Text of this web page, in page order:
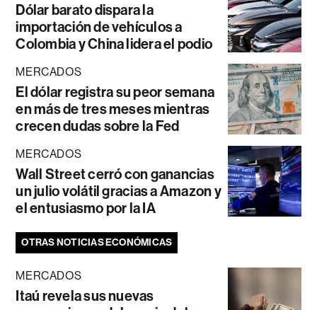
Dólar barato dispara la
importación de vehículos a
Colombia y China lidera el podio
MERCADOS
El dólar registra su peor semana
en más de tres meses mientras
crecen dudas sobre la Fed
MERCADOS
Wall Street cerró con ganancias
un julio volátil gracias a Amazon y
el entusiasmo por la IA
OTRAS NOTICIAS ECONÓMICAS
MERCADOS
Itaú revela sus nuevas